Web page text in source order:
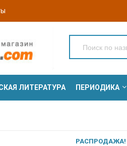
ЛИТЕРАТУРА ПЕРИОДИКА
РАСПРОДАЖА!